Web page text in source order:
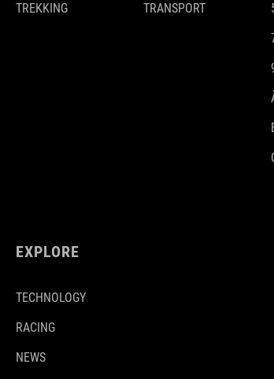
TREKKING
TRANSPORT
EXPLORE
TECHNOLOGY
RACING
NEWS